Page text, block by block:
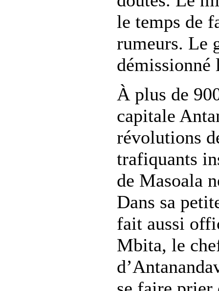
le temps de
rumeurs. Le
démissionné
À plus de
capitale
révolutions
trafiquants
de Masoala
Dans sa
fait aussi
Mbita, le